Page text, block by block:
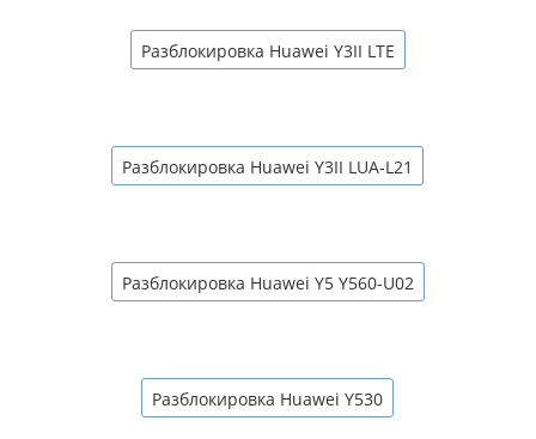
Разблокировка Huawei Y3II LTE
Разблокировка Huawei Y3II LUA-L21
Разблокировка Huawei Y5 Y560-U02
Разблокировка Huawei Y530